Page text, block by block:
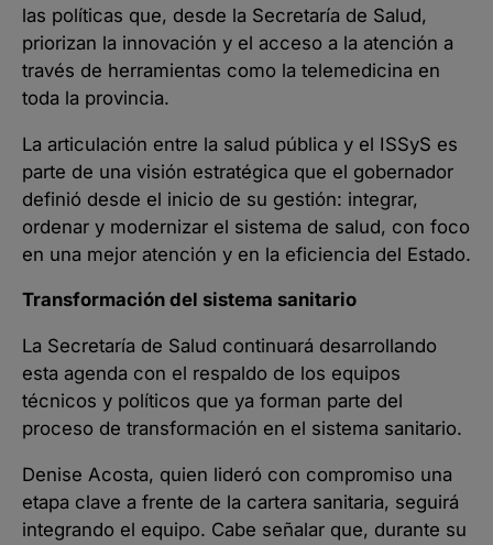
las políticas que, desde la Secretaría de Salud,
priorizan la innovación y el acceso a la atención a
través de herramientas como la telemedicina en
toda la provincia.
La articulación entre la salud pública y el ISSyS es
parte de una visión estratégica que el gobernador
definió desde el inicio de su gestión: integrar,
ordenar y modernizar el sistema de salud, con foco
en una mejor atención y en la eficiencia del Estado.
Transformación del sistema sanitario
La Secretaría de Salud continuará desarrollando
esta agenda con el respaldo de los equipos
técnicos y políticos que ya forman parte del
proceso de transformación en el sistema sanitario.
Denise Acosta, quien lideró con compromiso una
etapa clave a frente de la cartera sanitaria, seguirá
integrando el equipo. Cabe señalar que, durante su